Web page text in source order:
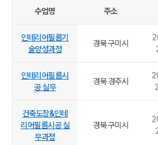
수업명 주소
인테리어필름기
술양성과정
경북 구미시
인테리어필름시
공 실무
경북 경주시
건축도장&인테
리어필름시공 실
무과정
경북 구미시